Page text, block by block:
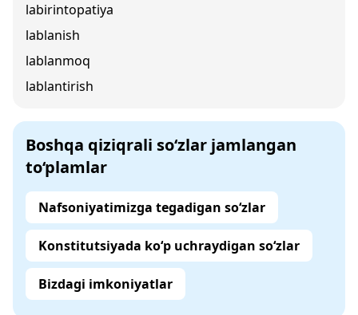
labirintopatiya
lablanish
lablanmoq
lablantirish
Boshqa qiziqrali so‘zlar jamlangan
to‘plamlar
Nafsoniyatimizga tegadigan so‘zlar
Konstitutsiyada ko‘p uchraydigan so‘zlar
Bizdagi imkoniyatlar